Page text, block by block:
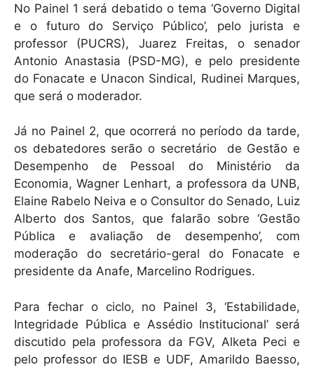
No Painel 1 será debatido o tema ‘Governo Digital
e o futuro do Serviço Público’, pelo jurista e
professor (PUCRS), Juarez Freitas, o senador
Antonio Anastasia (PSD-MG), e pelo presidente
do Fonacate e Unacon Sindical, Rudinei Marques,
que será o moderador.
Já no Painel 2, que ocorrerá no período da tarde,
os debatedores serão o secretário de Gestão e
Desempenho de Pessoal do Ministério da
Economia, Wagner Lenhart, a professora da UNB,
Elaine Rabelo Neiva e o Consultor do Senado, Luiz
Alberto dos Santos, que falarão sobre ‘Gestão
Pública e avaliação de desempenho’, com
moderação do secretário-geral do Fonacate e
presidente da Anafe, Marcelino Rodrigues.
Para fechar o ciclo, no Painel 3, ‘Estabilidade,
Integridade Pública e Assédio Institucional’ será
discutido pela professora da FGV, Alketa Peci e
pelo professor do IESB e UDF, Amarildo Baesso,